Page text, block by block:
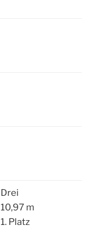
Drei
10,97 m
1. Platz